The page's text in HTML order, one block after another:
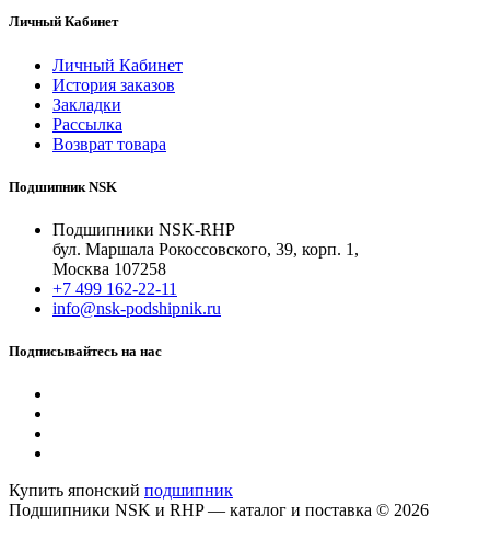
Личный Кабинет
Личный Кабинет
История заказов
Закладки
Рассылка
Возврат товара
Подшипник NSK
Подшипники NSK-RHP
бул. Маршала Рокоссовского, 39, корп. 1,
Москва 107258
+7 499 162-22-11
info@nsk-podshipnik.ru
Подписывайтесь на нас
Купить японский подшипник
Подшипники NSK и RHP — каталог и поставка © 2026